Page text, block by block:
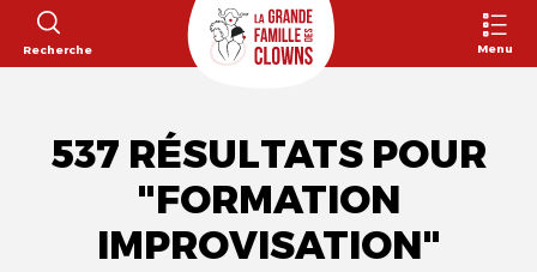
Recherche Menu
537 RÉSULTATS POUR
"FORMATION
IMPROVISATION"